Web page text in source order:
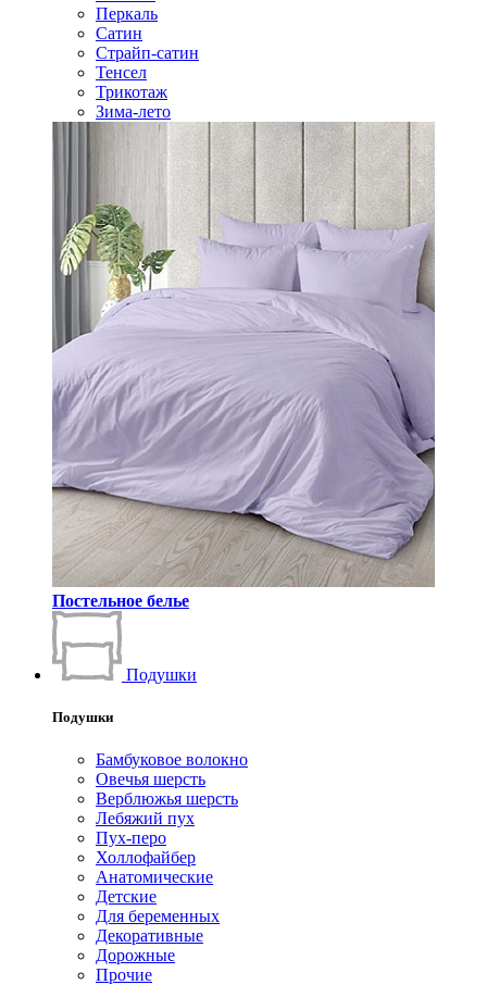
Перкаль
Сатин
Страйп-сатин
Тенсел
Трикотаж
Зима-лето
Постельное белье
Подушки
Подушки
Бамбуковое волокно
Овечья шерсть
Верблюжья шерсть
Лебяжий пух
Пух-перо
Холлофайбер
Анатомические
Детские
Для беременных
Декоративные
Дорожные
Прочие